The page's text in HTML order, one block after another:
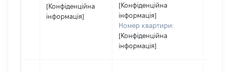
[Конфіденційна
інформація]
[Конфіденційна
інформація]
Номер квартири:
[Конфіденційна
інформація]